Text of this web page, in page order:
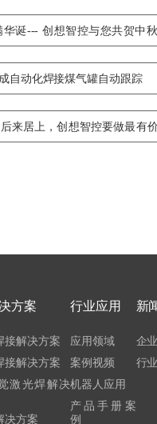
诞--- 创想智控与您共贺中
自动化焊接煤气罐自动跟踪
来居上，创想智控要做最有
方案
接解决方案
接解决方案
激光焊解决
决方案
行业应用
应用领域
案例视频
机器人应用
产品手册案
例
新
企
行